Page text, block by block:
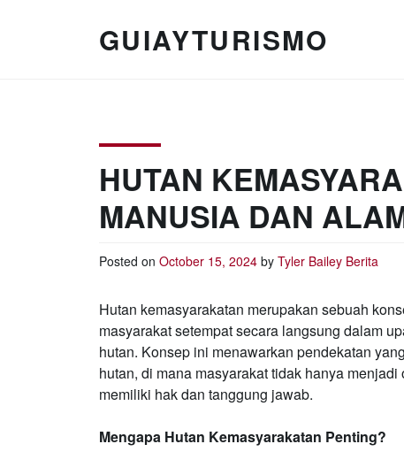
GUIAYTURISMO
HUTAN
MANUSIA DAN
Posted on October 15, 2024 by Tyler Bailey Berita
Hutan kemasyarakatan merupakan sebuah
masyarakat setempat secara langsung dalam
hutan. Konsep ini menawarkan pendekatan
hutan, di mana masyarakat tidak hanya
memiliki hak dan tanggung jawab.
Mengapa Hutan Kemasyarakatan Penting?